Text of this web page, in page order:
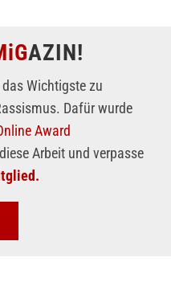
AZIN!
Wichtigste zu
Dafür wurde
Award
Arbeit und verpasse